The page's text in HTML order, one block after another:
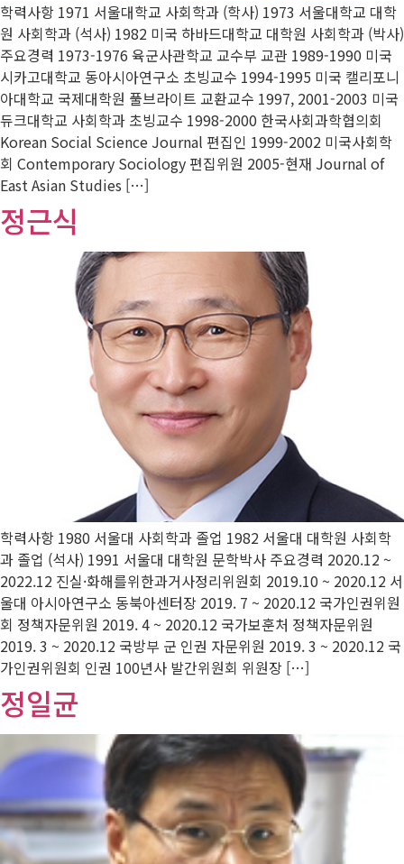
학력사항 1971 서울대학교 사회학과 (학사) 1973 서울대학교 대학
원 사회학과 (석사) 1982 미국 하바드대학교 대학원 사회학과 (박사)
주요경력 1973-1976 육군사관학교 교수부 교관 1989-1990 미국
시카고대학교 동아시아연구소 초빙교수 1994-1995 미국 캘리포니
아대학교 국제대학원 풀브라이트 교환교수 1997, 2001-2003 미국
듀크대학교 사회학과 초빙교수 1998-2000 한국사회과학협의회
Korean Social Science Journal 편집인 1999-2002 미국사회학
회 Contemporary Sociology 편집위원 2005-현재 Journal of
East Asian Studies […]
정근식
학력사항 1980 서울대 사회학과 졸업 1982 서울대 대학원 사회학
과 졸업 (석사) 1991 서울대 대학원 문학박사 주요경력 2020.12 ~
2022.12 진실·화해를위한과거사정리위원회 2019.10 ~ 2020.12 서
울대 아시아연구소 동북아센터장 2019. 7 ~ 2020.12 국가인권위원
회 정책자문위원 2019. 4 ~ 2020.12 국가보훈처 정책자문위원
2019. 3 ~ 2020.12 국방부 군 인권 자문위원 2019. 3 ~ 2020.12 국
가인권위원회 인권 100년사 발간위원회 위원장 […]
정일균